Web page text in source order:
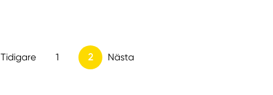
Tidigare 1 2 Nästa